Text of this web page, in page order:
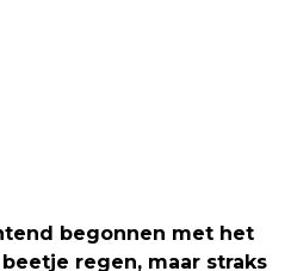
begonnen met het
regen, maar straks